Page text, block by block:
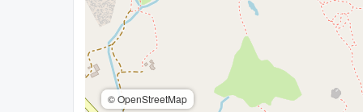
© OpenStreetMap